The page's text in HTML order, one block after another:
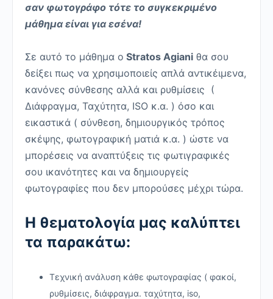
σαν φωτογράφο τότε το συγκεκριμένο
μάθημα είναι για εσένα!
Σε αυτό το μάθημα ο Stratos Agiani θα σου
δείξει πως να χρησιμοποιείς απλά αντικέιμενα,
κανόνες σύνθεσης αλλά και ρυθμίσεις (
Διάφραγμα, Ταχύτητα, ISO κ.α. ) όσο και
εικαστικά ( σύνθεση, δημιουργικός τρόπος
σκέψης, φωτογραφική ματιά κ.α. ) ώστε να
μπορέσεις να αναπτύξεις τις φωτιγραφικές
σου ικανότητες και να δημιουργείς
φωτογραφίες που δεν μπορούσες μέχρι τώρα.
Η θεματολογία μας καλύπτει
τα παρακάτω:
Τεχνική ανάλυση κάθε φωτογραφίας ( φακοί,
ρυθμίσεις, διάφραγμα. ταχύτητα, iso,